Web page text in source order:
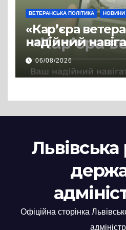
ВЕТЕРАНСЬКА ПОЛІТИКА НОВИНИ
«Кар’єра
надійний
цивільній
06/08/2026
Офіційна сторінка